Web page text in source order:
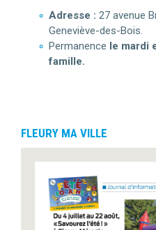
Adresse : 27 avenue
Geneviève-des-Bois.
Permanence le mardi
famille.
FLEURY MA VILLE